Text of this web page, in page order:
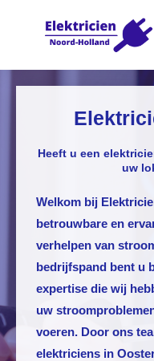
Heeft u een
uw
Welkom bij
betrouwbare en
verhelpen van
bedrijfspand bent u
expertise die wij
uw
voeren. Door ons
elektriciens in